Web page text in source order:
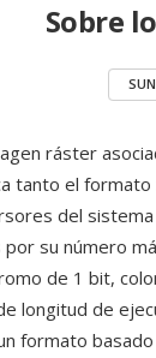
Sobre
SUN
ráster
tanto el
del
su número
de 1 bit,
longitud de
formato